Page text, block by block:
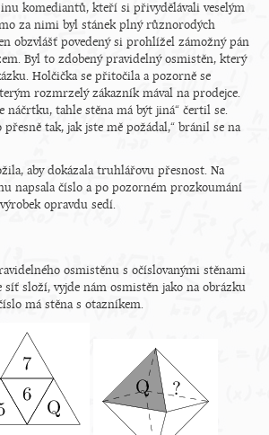
komediantů, kteří si přivydělávali veselým
za nimi byl stánek plný různorodých
obzvlášť povedený si prohlížel zámožný pán
Byl to zdobený pravidelný osmistěn, který
Holčička se přitočila a pozorně se
rozmrzelý zákazník mával na prodejce.
náčrtku, tahle stěna má být jiná“ čertil se.
přesně tak, jak jste mě požádal,“ bránil se na
aby dokázala truhlářovu přesnost. Na
napsala číslo a po pozorném prozkoumání
opravdu sedí.
osmistěnu s očíslovanými stěnami
síť složí, vyjde nám osmistěn jako na obrázku
má stěna s otazníkem.